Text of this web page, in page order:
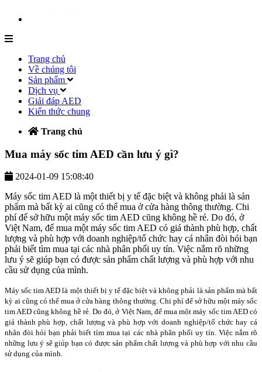
Trang chủ
Về chúng tôi
Sản phẩm
Dịch vụ
Giải đáp AED
Kiến thức chung
Trang chủ
Mua máy sốc tim AED cần lưu ý gì?
2024-01-09 15:08:40
Máy sốc tim AED là một thiết bị y tế đặc biệt và không phải là sản
phẩm mà bất kỳ ai cũng có thể mua ở cửa hàng thông thường. Chi
phí để sở hữu một máy sốc tim AED cũng không hề rẻ. Do đó, ở
Việt Nam, để mua một máy sốc tim AED có giá thành phù hợp, chất
lượng và phù hợp với doanh nghiệp/tổ chức hay cá nhân đòi hỏi bạn
phải biết tìm mua tại các nhà phân phối uy tín. Việc nắm rõ những
lưu ý sẽ giúp bạn có được sản phẩm chất lượng và phù hợp với nhu
cầu sử dụng của mình.
Máy sốc tim AED là một thiết bị y tế đặc biệt và không phải là sản phẩm mà bất
kỳ ai cũng có thể mua ở cửa hàng thông thường. Chi phí để sở hữu một máy sốc
tim AED cũng không hề rẻ. Do đó, ở Việt Nam, để mua một máy sốc tim AED có
giá thành phù hợp, chất lượng và phù hợp với doanh nghiệp/tổ chức hay cá
nhân đòi hỏi bạn phải biết tìm mua tại các nhà phân phối uy tín.Việc nắm rõ
những lưu ý sẽ giúp bạn có được sản phẩm chất lượng và phù hợp với nhu cầu
sử dụng của mình.